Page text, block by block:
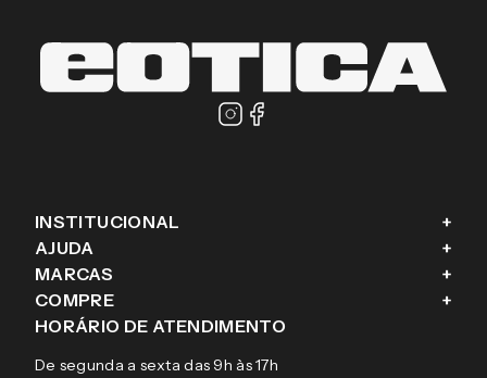
INSTITUCIONAL +
Sobre a eÓtica
Aviso de privacidade
AJUDA +
Trocas e Devoluções
Pagamentos
MARCAS +
Ray-Ban
Tecnol
COMPRE +
Óculos de sol
HORÁRIO DE ATENDIMENTO
De segunda a sexta das 9h às 17h